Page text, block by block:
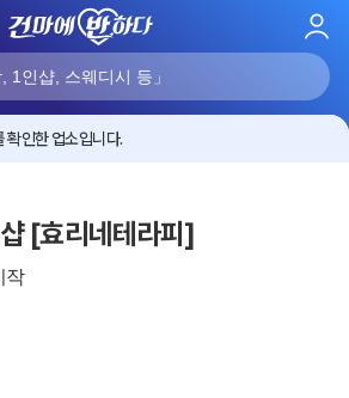
로
확인한 업소입니다.
[효리네테라피]
작